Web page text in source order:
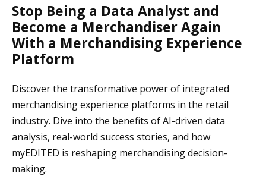
Stop Being a Data Analyst and
Become a Merchandiser Again
With a Merchandising Experience
Platform
Discover the transformative power of integrated
merchandising experience platforms in the retail
industry. Dive into the benefits of AI-driven data
analysis, real-world success stories, and how
myEDITED is reshaping merchandising decision-
making.